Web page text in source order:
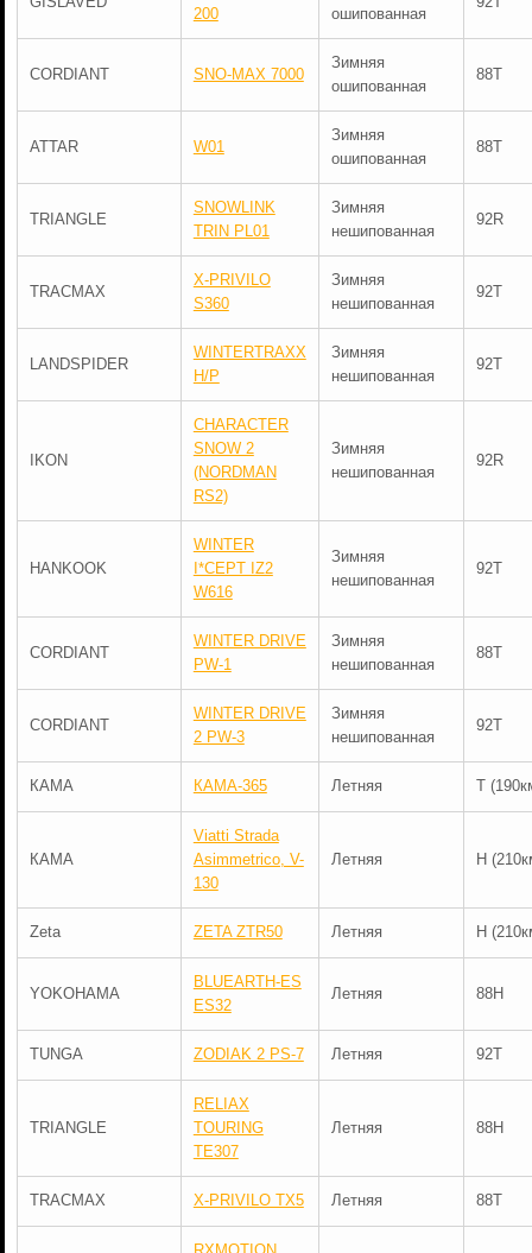
200 ошипованная
CORDIANT SNO-MAX 7000
Зимняя
ошипованная
88T
ATTAR W01
Зимняя
ошипованная
88T
TRIANGLE
SNOWLINK
TRIN PL01
Зимняя
нешипованная
92R
TRACMAX
X-PRIVILO
S360
Зимняя
нешипованная
92T
LANDSPIDER
WINTERTRAXX
H/P
Зимняя
нешипованная
92T
IKON
CHARACTER
SNOW 2
(NORDMAN
RS2)
Зимняя
нешипованная
92R
HANKOOK
WINTER
I*CEPT IZ2
W616
Зимняя
нешипованная
92T
CORDIANT
WINTER DRIVE
PW-1
Зимняя
нешипованная
88T
CORDIANT
WINTER DRIVE
2 PW-3
Зимняя
нешипованная
92T
КАМА КАМА-365 Летняя T
КАМА
Viatti Strada
Asimmetrico, V-
130
Летняя H
Zeta ZETA ZTR50 Летняя H
YOKOHAMA
BLUEARTH-ES
ES32
Летняя 88H
TUNGA ZODIAK 2 PS-7 Летняя 92T
TRIANGLE
RELIAX
TOURING
TE307
Летняя 88H
TRACMAX X-PRIVILO TX5 Летняя 88T